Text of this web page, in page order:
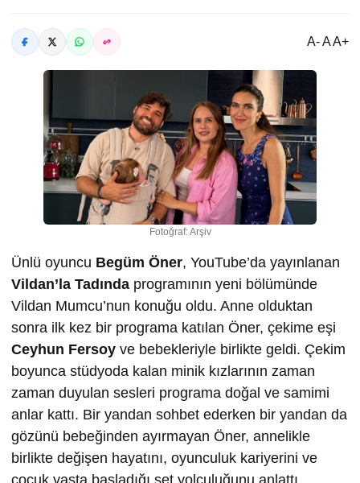
A- A A+
Fotoğraf: Arşiv
Ünlü oyuncu Begüm Öner, YouTube’da yayınlanan
Vildan’la Tadında programının yeni bölümünde
Vildan Mumcu’nun konuğu oldu. Anne olduktan
sonra ilk kez bir programa katılan Öner, çekime eşi
Ceyhun Fersoy ve bebekleriyle birlikte geldi. Çekim
boyunca stüdyoda kalan minik kızlarının zaman
zaman duyulan sesleri programa doğal ve samimi
anlar kattı. Bir yandan sohbet ederken bir yandan da
gözünü bebeğinden ayırmayan Öner, annelikle
birlikte değişen hayatını, oyunculuk kariyerini ve
çocuk yaşta başladığı set yolculuğunu anlattı.